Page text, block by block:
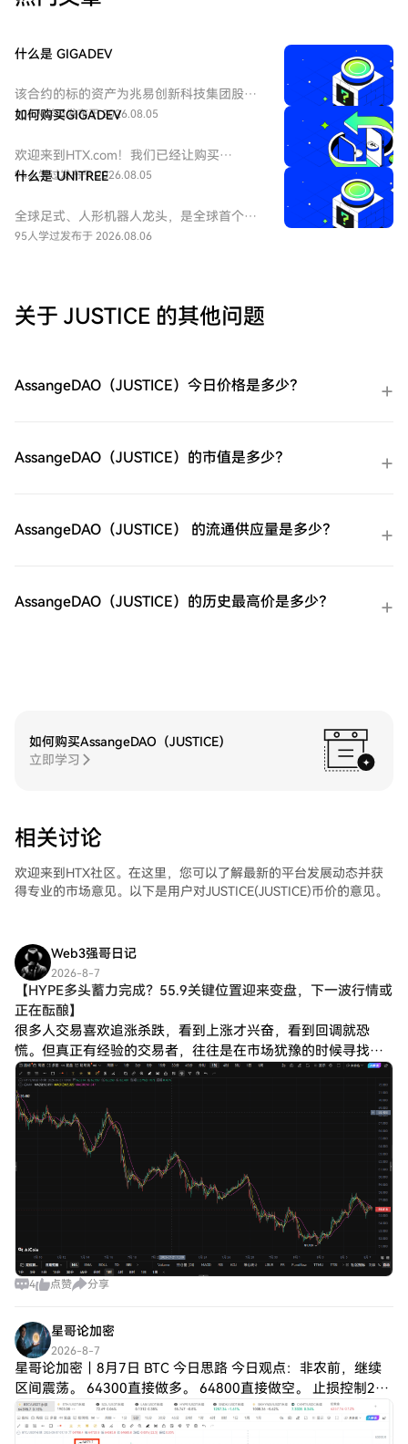
什么是 GIGADEV
该合约的标的资产为兆易创新科技集团股份
有限公司 - H股（HKEX：3986）。兆易创新
电路的设计和研发的中国公司。
103人学过发布于 2026.08.05
如何购买GIGADEV
欢迎来到HTX.com！我们已经让购买
GIGADEC（GIGADEV）变得简单而便捷。跟
之旅。第一步：创建您的HTX账户使用您的
电子邮件、手机号码注册一个免费账户在
GIGADEC（GIGADEV）。余额购买：使用您
在HTX平台上直接与其他用户交易。HTX场
的GIGADEC（GIGADEV）购买完您的
GIGADEC（GIGADEV）后，将其存储在您的
货币。第四步：交易GIGADEC（GIGADEV）
在HTX的现货市场轻松交易
控。HTX为初学者和经验丰富的交易者提供
了友好的用户体验。
94人学过发布于 2026.08.05
什么是 UNITREE
全球足式、人形机器人龙头，是全球首个大
规模商业化零售高性能四足机器人的企业。
95人学过发布于 2026.08.06
关于 JUSTICE 的其他问题
AssangeDAO（JUSTICE）今日价格是多少？
AssangeDAO（JUSTICE）的市值是多少？
AssangeDAO（JUSTICE） 的流通供应量是多少？
AssangeDAO（JUSTICE）的历史最高价是多少？
如何购买AssangeDAO（JUSTICE）
立即学习
相关讨论
欢迎来到HTX社区。在这里，您可以了解最新的平台发展动态并获
得专业的市场意见。以下是用户对JUSTICE(JUSTICE)币价的意见。
Web3强哥日记
2026-8-7
【HYPE多头蓄力完成？55.9关键位置迎来变盘，下一波行情或
正在酝酿】
很多人交易喜欢追涨杀跌，看到上涨才兴奋，看到回调就恐
慌。但真正有经验的交易者，往往是在市场犹豫的时候寻找机
会。 根据HYPE当前K线走势分析，币价目前运行在55.908附
近，经过前期上涨后的调整，目前
4 点赞 分享
星哥论加密
2026-8-7
星哥论加密｜8月7日 BTC 今日思路 今日观点：非农前，继续
区间震荡。 64300直接做多。 64800直接做空。 止损控制200
点左右，目标300-500点，分批止盈。 核心逻辑 昨天初请失业
金公